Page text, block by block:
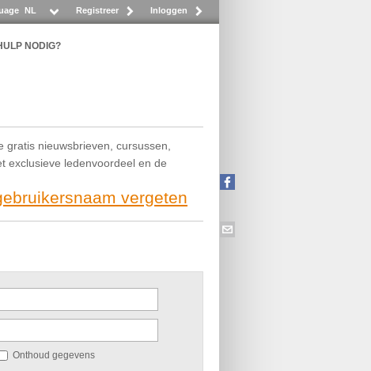
Registreer Inloggen
NL
NODIG?
nieuwsbrieven, cursussen,
exclusieve ledenvoordeel en de
vergeten
Onthoud gegevens